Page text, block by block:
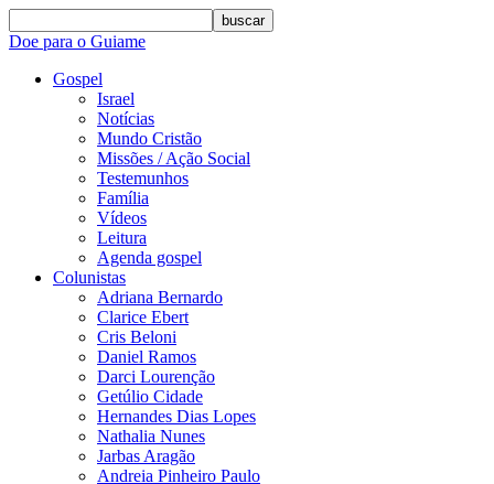
buscar
Doe para o Guiame
Gospel
Israel
Notícias
Mundo Cristão
Missões / Ação Social
Testemunhos
Família
Vídeos
Leitura
Agenda gospel
Colunistas
Adriana Bernardo
Clarice Ebert
Cris Beloni
Daniel Ramos
Darci Lourenção
Getúlio Cidade
Hernandes Dias Lopes
Nathalia Nunes
Jarbas Aragão
Andreia Pinheiro Paulo